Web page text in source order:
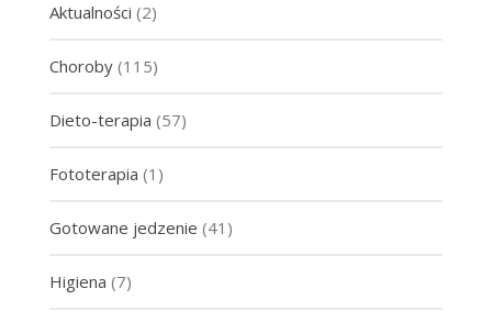
Aktualności (2)
Choroby(115)
Dieto-terapia (57)
Fototerapia (1)
Gotowane jedzenie (41)
Higiena (7)